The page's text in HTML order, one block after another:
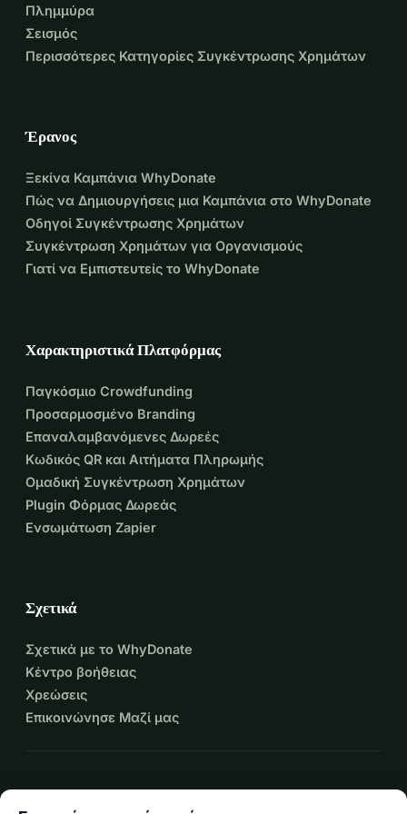
ιδρύσει τον ΜΚΟ Vesiniidu Fund
(Vesiniidu είναι το όνομα του σπιτιού
πόρους ώστε η οικογένεια να μπορεί
να εστιάσει πλήρως στην ανάρρωσή
της και να βοηθήσει την Maarit να
γίνει καλά το συντομότερο δυνατόν!
Κανονικές διαμονές σε
αποκατάσταση
Ιατρικά υλικά και φάρμακα
Πρόσληψη βοηθητικού προσωπικού
(νταντάδες, νοσοκόμες,
λογοθεραπευτές, φυσικοθεραπευτές
Άλλες απρόβλεπτες δαπάνες μέχρι
και των δύο, της Maarit και του
Martin.
κράτος, κάθε συνεισφορά,
Πλημμύρα
Σεισμός
Περισσότερες Κατηγορίες Συγκέντρωσης Χρημάτων
Έρανος
Ξεκίνα Καμπάνια WhyDonate
Πώς να Δημιουργήσεις μια Καμπάνια στο WhyDonate
Οδηγοί Συγκέντρωσης Χρημάτων
Συγκέντρωση Χρημάτων για Οργανισμούς
Γιατί να Εμπιστευτείς το WhyDonate
Χαρακτηριστικά Πλατφόρμας
Παγκόσμιο Crowdfunding
Προσαρμοσμένο Branding
Επαναλαμβανόμενες Δωρεές
Κωδικός QR και Αιτήματα Πληρωμής
Ομαδική Συγκέντρωση Χρημάτων
Plugin Φόρμας Δωρεάς
Ενσωμάτωση Zapier
Σχετικά
Σχετικά με το WhyDonate
Κέντρο βοήθειας
Χρεώσεις
Επικοινώνησε Μαζί μας